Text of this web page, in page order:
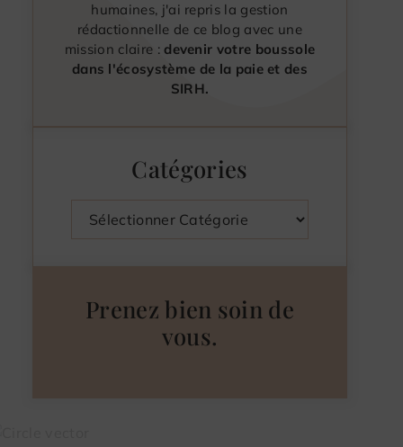
humaines, j'ai repris la gestion
rédactionnelle de ce blog avec une
mission claire : devenir votre boussole
dans l'écosystème de la paie et des
SIRH.
Catégories
Catégories
Prenez bien soin de
vous.